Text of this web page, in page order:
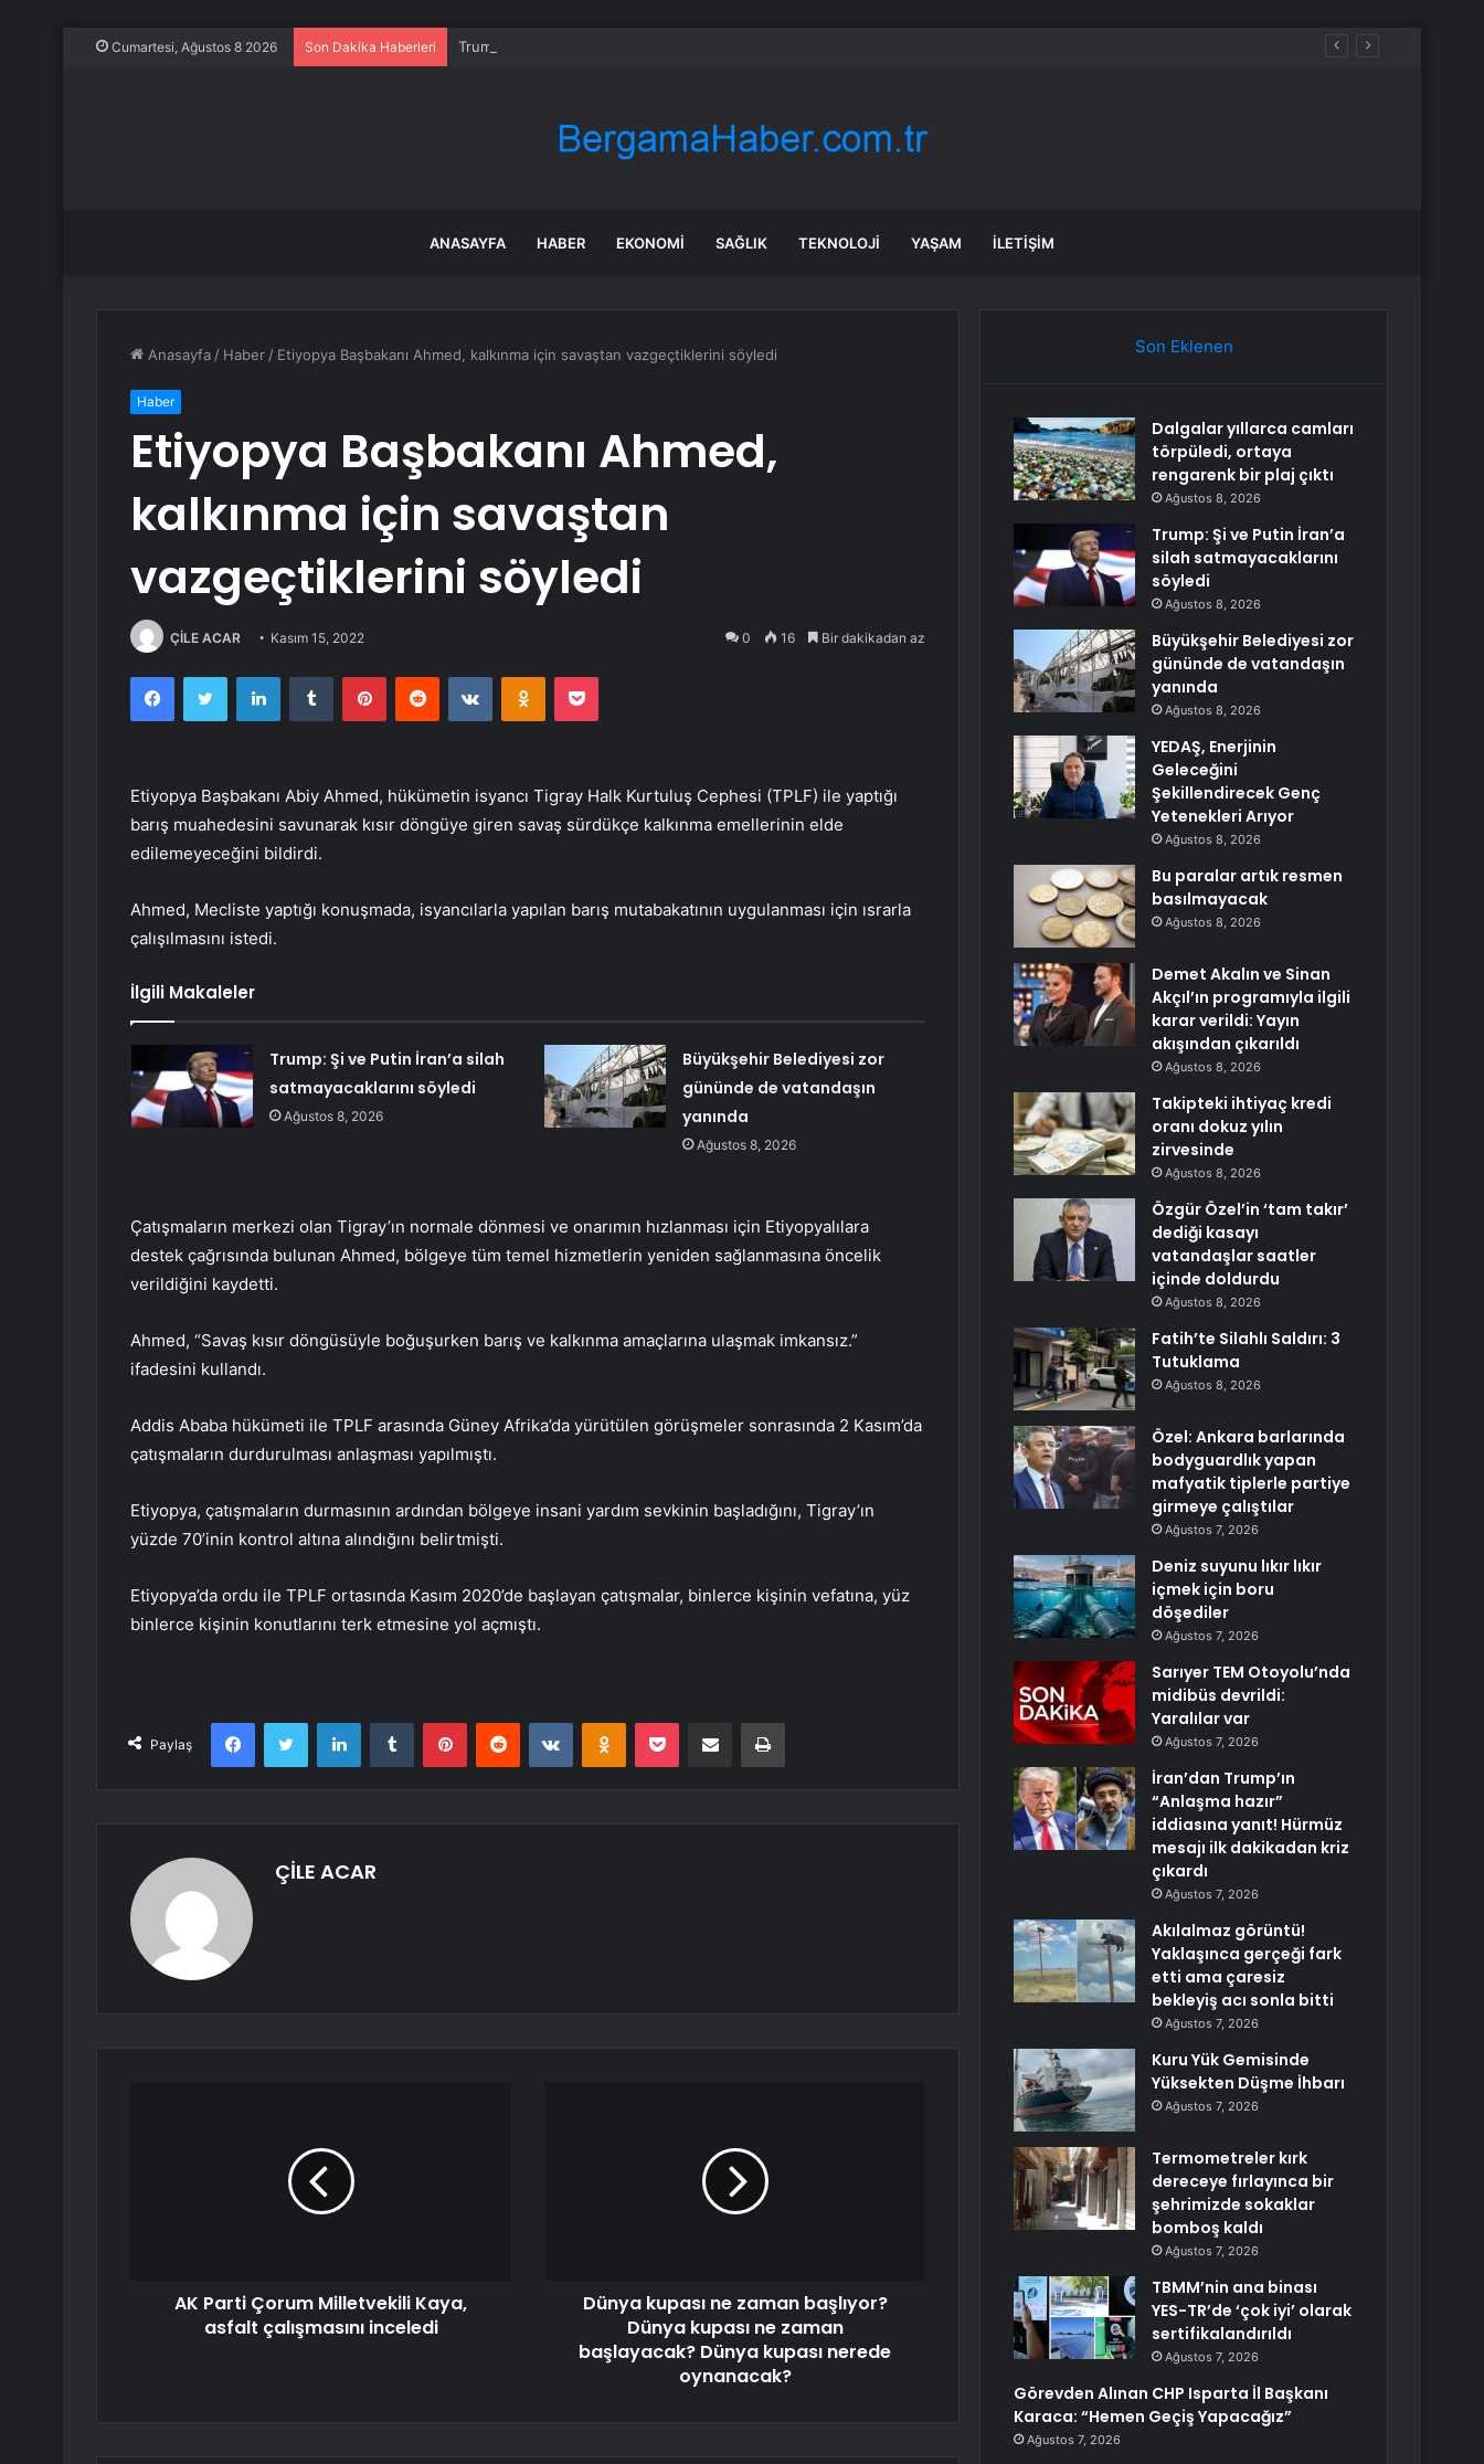
Cumartesi, Ağustos 8 2026 Son Dakika Haberleri Trump: Şi ve Putin İran’a silah satmayacaklarını söyledi
ANASAYFA HABER EKONOMI SAĞLIK TEKNOLOJI YAŞAM İLETIŞIM
Anasayfa / Haber / Etiyopya Başbakanı Ahmed, kalkınma için savaştan vazgeçtiklerini söyledi
Haber
Etiyopya Başbakanı Ahmed,
kalkınma için savaştan
vazgeçtiklerini söyledi
ÇİLE ACAR Kasım 15, 2022 0 16 Bir dakikadan az
FacebookTwitter LinkedInTumblr PinterestReddit VKontakteOdnoklassniki
Pocket
Etiyopya Başbakanı Abiy Ahmed, hükümetin isyancı Tigray Halk Kurtuluş Cephesi (TPLF) ile yaptığı
barış muahedesini savunarak kısır döngüye giren savaş sürdükçe kalkınma emellerinin elde
edilemeyeceğini bildirdi.
Ahmed, Mecliste yaptığı konuşmada, isyancılarla yapılan barış mutabakatının uygulanması için ısrarla
çalışılmasını istedi.
İlgili Makaleler
Trump: Şi ve Putin İran’a silah
satmayacaklarını söyledi
Ağustos 8, 2026
Büyükşehir Belediyesi zor
gününde de vatandaşın
yanında
Ağustos 8, 2026
Çatışmaların merkezi olan Tigray’ın normale dönmesi ve onarımın hızlanması için Etiyopyalılara
destek çağrısında bulunan Ahmed, bölgeye tüm temel hizmetlerin yeniden sağlanmasına öncelik
verildiğini kaydetti.
Ahmed, “Savaş kısır döngüsüyle boğuşurken barış ve kalkınma amaçlarına ulaşmak imkansız.”
ifadesini kullandı.
Addis Ababa hükümeti ile TPLF arasında Güney Afrika’da yürütülen görüşmeler sonrasında 2 Kasım’da
çatışmaların durdurulması anlaşması yapılmıştı.
Etiyopya, çatışmaların durmasının ardından bölgeye insani yardım sevkinin başladığını, Tigray’ın
yüzde 70’inin kontrol altına alındığını belirtmişti.
Etiyopya’da ordu ile TPLF ortasında Kasım 2020’de başlayan çatışmalar, binlerce kişinin vefatına, yüz
binlerce kişinin konutlarını terk etmesine yol açmıştı.
Paylaş
FacebookTwitter LinkedInTumblr PinterestReddit VKontakteOdnoklassniki
Pocket E-Posta ile paylaş Yazdır
ÇİLE ACAR
AK Parti Çorum Milletvekili Kaya,
asfalt çalışmasını inceledi
Dünya kupası ne zaman başlıyor?
Dünya kupası ne zaman
başlayacak? Dünya kupası nerede
oynanacak?
Son Eklenen
Dalgalar yıllarca camları
törpüledi, ortaya
rengarenk bir plaj çıktı
Ağustos 8, 2026
Trump: Şi ve Putin İran’a
silah satmayacaklarını
söyledi
Ağustos 8, 2026
Büyükşehir Belediyesi zor
gününde de vatandaşın
yanında
Ağustos 8, 2026
YEDAŞ, Enerjinin
Geleceğini
Şekillendirecek Genç
Yetenekleri Arıyor
Ağustos 8, 2026
Bu paralar artık resmen
basılmayacak
Ağustos 8, 2026
Demet Akalın ve Sinan
Akçıl’ın programıyla ilgili
karar verildi: Yayın
akışından çıkarıldı
Ağustos 8, 2026
Takipteki ihtiyaç kredi
oranı dokuz yılın
zirvesinde
Ağustos 8, 2026
Özgür Özel’in ‘tam takır’
dediği kasayı
vatandaşlar saatler
içinde doldurdu
Ağustos 8, 2026
Fatih’te Silahlı Saldırı: 3
Tutuklama
Ağustos 8, 2026
Özel: Ankara barlarında
bodyguardlık yapan
mafyatik tiplerle partiye
girmeye çalıştılar
Ağustos 7, 2026
Deniz suyunu lıkır lıkır
içmek için boru
döşediler
Ağustos 7, 2026
Sarıyer TEM Otoyolu’nda
midibüs devrildi:
Yaralılar var
Ağustos 7, 2026
İran’dan Trump’ın
“Anlaşma hazır”
iddiasına yanıt! Hürmüz
mesajı ilk dakikadan kriz
çıkardı
Ağustos 7, 2026
Akılalmaz görüntü!
Yaklaşınca gerçeği fark
etti ama çaresiz
bekleyiş acı sonla bitti
Ağustos 7, 2026
Kuru Yük Gemisinde
Yüksekten Düşme İhbarı
Ağustos 7, 2026
Termometreler kırk
dereceye fırlayınca bir
şehrimizde sokaklar
bomboş kaldı
Ağustos 7, 2026
TBMM’nin ana binası
YES-TR’de ‘çok iyi’ olarak
sertifikalandırıldı
Ağustos 7, 2026
Görevden Alınan CHP Isparta İl Başkanı
Karaca: “Hemen Geçiş Yapacağız”
Ağustos 7, 2026